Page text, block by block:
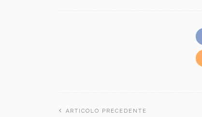
ARTICOLO PRECEDENTE